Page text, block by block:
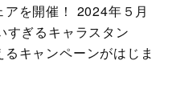
を開催！ 2024年５月
すぎるキャラスタン
キャンペーンがはじま